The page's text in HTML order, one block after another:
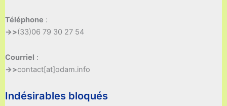
Téléphone :
->>(33)06 79 30 27 54
Courriel :
->>contact[at]odam.info
Indésirables bloqués